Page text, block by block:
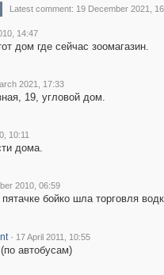
Latest comment: 19 December 2021,
14:47
дом где сейчас зоомагазин.
2021, 17:33
19, угловой дом.
10:11
дома.
2010, 06:59
бойко шла торговля
· 17 April 2011, 10:55
автобусам)